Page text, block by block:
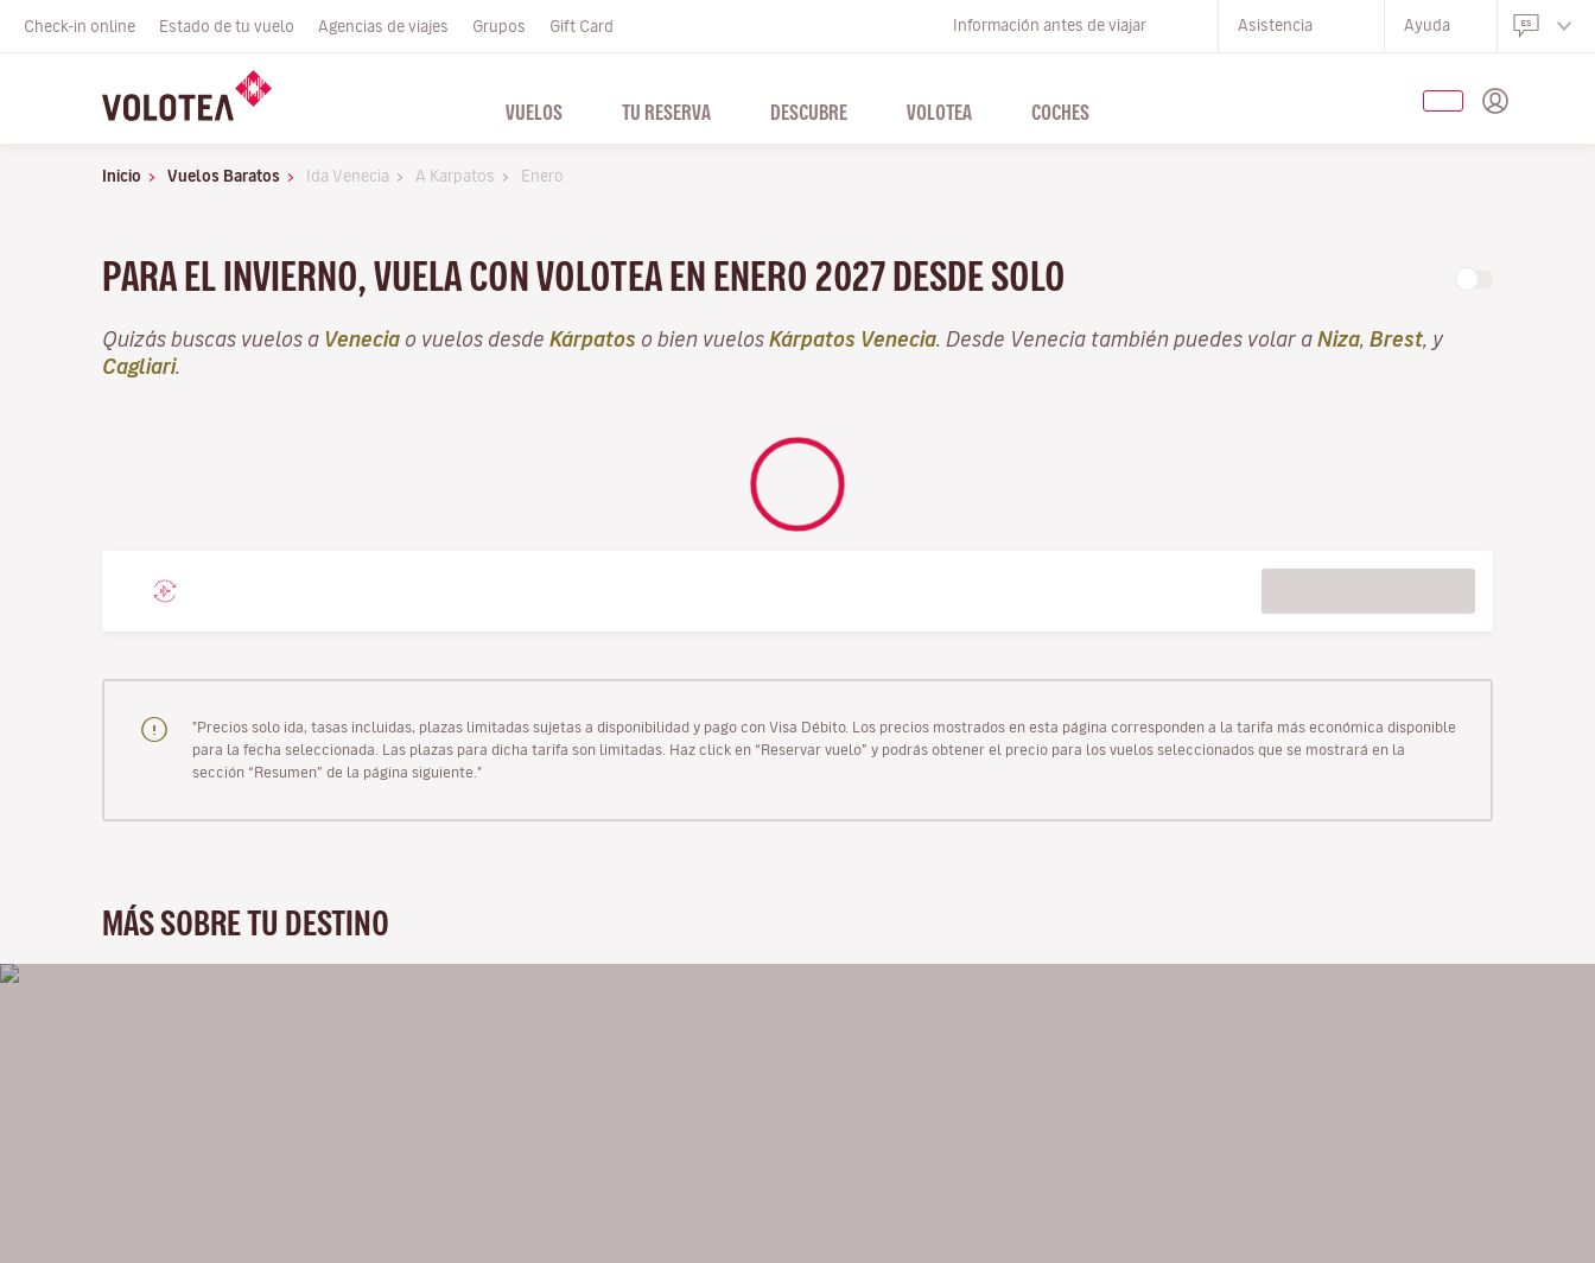
Check-in online Estado de tu vuelo Agencias de viajes Grupos Gift Card Información antes de viajar Asistencia Ayuda
VUELOS TU RESERVA DESCUBRE VOLOTEA COCHES
Inicio Vuelos Baratos Ida Venecia A Karpatos Enero
PARA EL INVIERNO, VUELA CON VOLOTEA EN ENERO 2027 DESDE SOLO
Quizás buscas vuelos a Venecia o vuelos desde Kárpatos o bien vuelos Kárpatos Venecia . Desde Venecia también puedes volar a Niza Brest , y
Cagliari.
"Precios solo ida, tasas incluidas, plazas limitadas sujetas a disponibilidad y pago con Visa Débito. Los precios mostrados en esta página corresponden a la tarifa más económica disponible
para la fecha seleccionada. Las plazas para dicha tarifa son limitadas. Haz click en “Reservar vuelo” y podrás obtener el precio para los vuelos seleccionados que se mostrará en la
sección “Resumen” de la página siguiente."
MÁS SOBRE TU DESTINO